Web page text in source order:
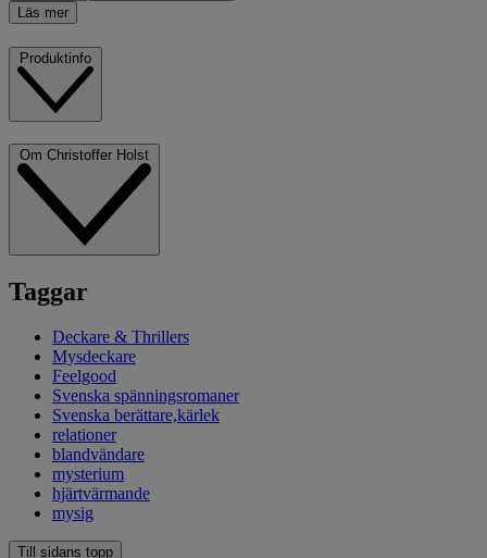
Läs mer
Taggar
Deckare & Thrillers
Mysdeckare
Feelgood
Svenska spänningsromaner
Svenska berättare,kärlek
relationer
blandvändare
mysterium
hjärtvärmande
mysig
Till sidans topp